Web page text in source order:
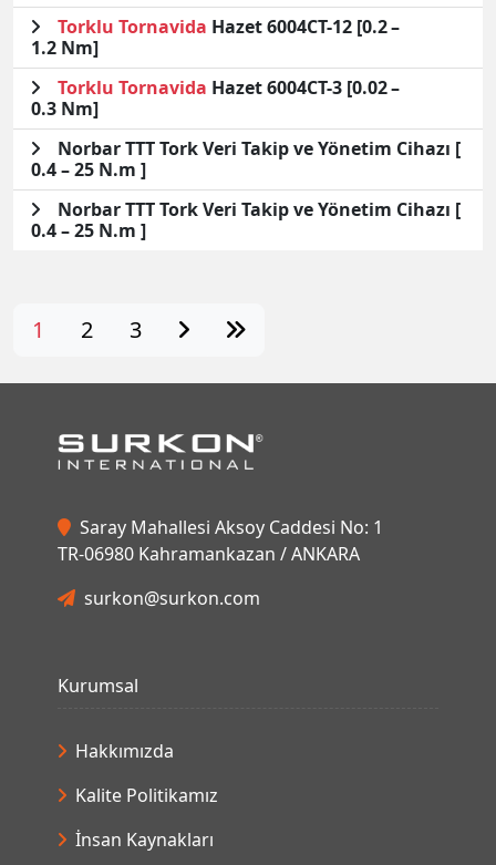
Torklu Tornavida Hazet 6004CT-12 [0.2 –
1.2 Nm]
Torklu Tornavida Hazet 6004CT-3 [0.02 –
0.3 Nm]
Norbar TTT Tork Veri Takip ve Yönetim Cihazı [
0.4 – 25 N.m ]
Norbar TTT Tork Veri Takip ve Yönetim Cihazı [
0.4 – 25 N.m ]
1 2 3
Saray Mahallesi Aksoy Caddesi No: 1
TR-06980 Kahramankazan / ANKARA
surkon@surkon.com
Kurumsal
Hakkımızda
Kalite Politikamız
İnsan Kaynakları